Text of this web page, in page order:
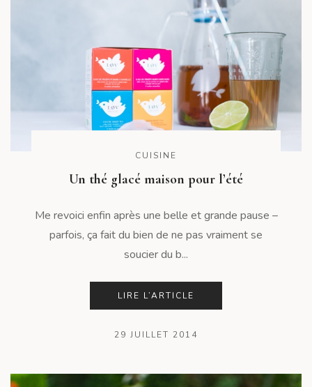
CUISINE
Un thé glacé maison pour l’été
Me revoici enfin après une belle et grande pause –
parfois, ça fait du bien de ne pas vraiment se
soucier du b...
LIRE L’ARTICLE
29 JUILLET 2014